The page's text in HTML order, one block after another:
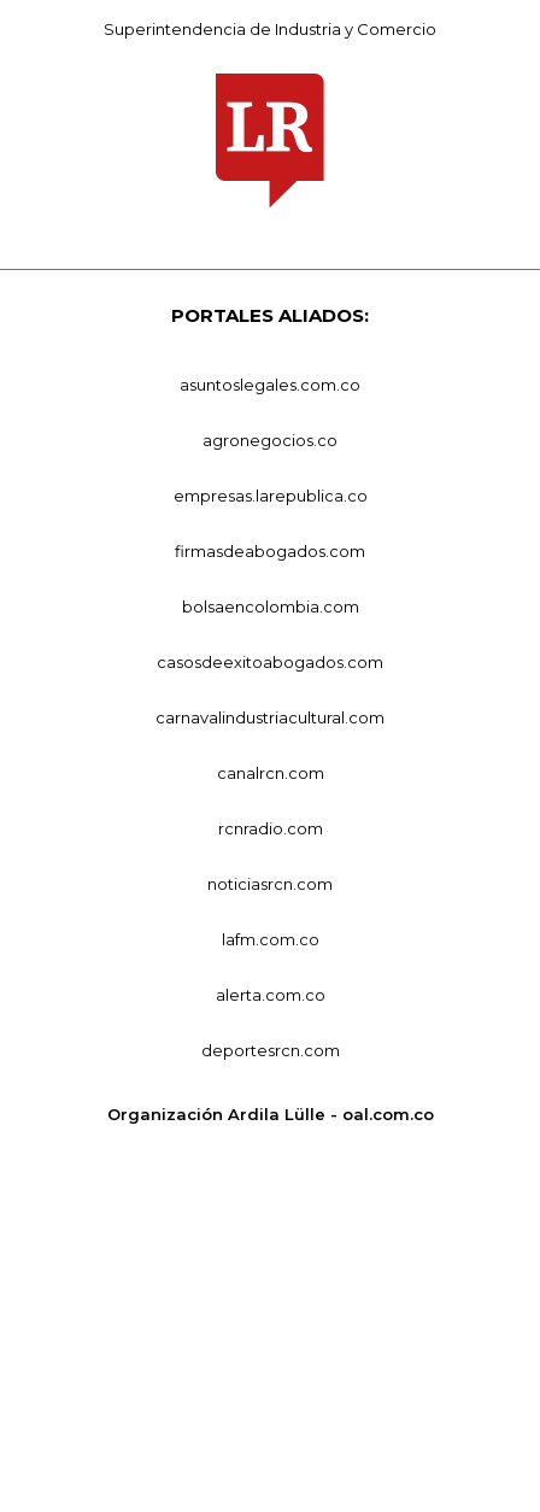
Superintendencia de Industria y Comercio
PORTALES ALIADOS:
asuntoslegales.com.co
agronegocios.co
empresas.larepublica.co
firmasdeabogados.com
bolsaencolombia.com
casosdeexitoabogados.com
carnavalindustriacultural.com
canalrcn.com
rcnradio.com
noticiasrcn.com
lafm.com.co
alerta.com.co
deportesrcn.com
Organización Ardila Lülle - oal.com.co